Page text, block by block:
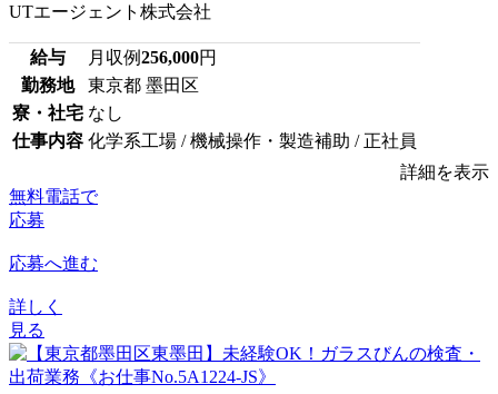
UTエージェント株式会社
給与 月収例256,000円
勤務地
東京都 墨田区
寮・社宅 なし
仕事内容 化学系工場 / 機械操作・製造補助 / 正社員
詳細を表示
無料電話で
応募
応募へ進む
詳しく
見る